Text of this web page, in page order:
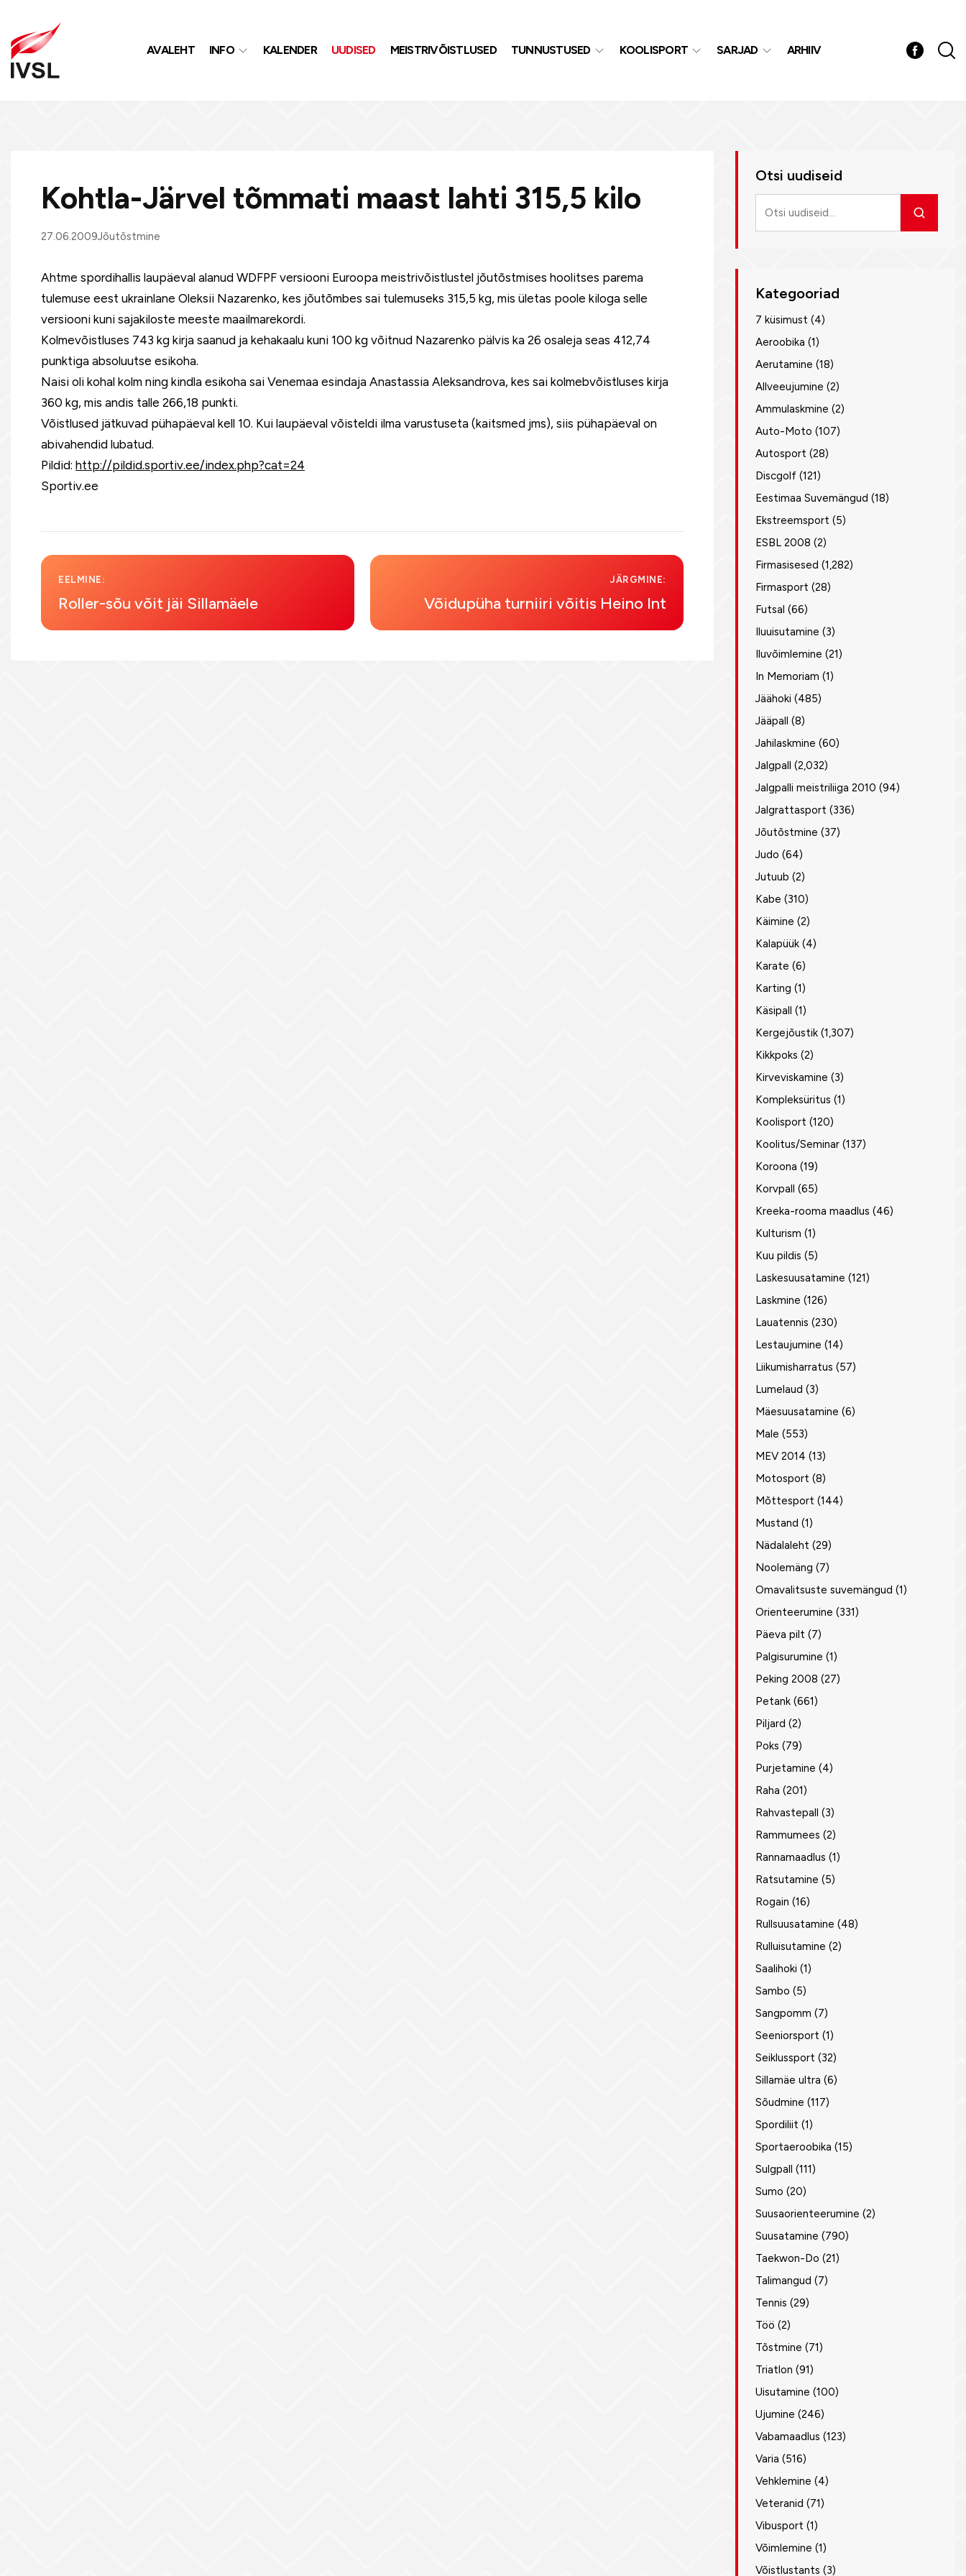
AVALEHT INFO KALENDER UUDISED MEISTRIVÕISTLUSED TUNNUSTUSED KOOLISPORT SARJAD ARHIIV
Kohtla-Järvel tõmmati maast lahti 315,5 kilo
27.06.2009Jõutõstmine
Ahtme spordihallis laupäeval alanud WDFPF versiooni Euroopa meistrivõistlustel jõutõstmises hoolitses parema
tulemuse eest ukrainlane Oleksii Nazarenko, kes jõutõmbes sai tulemuseks 315,5 kg, mis ületas poole kiloga selle
versiooni kuni sajakiloste meeste maailmarekordi.
Kolmevõistluses 743 kg kirja saanud ja kehakaalu kuni 100 kg võitnud Nazarenko pälvis ka 26 osaleja seas 412,74
punktiga absoluutse esikoha.
Naisi oli kohal kolm ning kindla esikoha sai Venemaa esindaja Anastassia Aleksandrova, kes sai kolmebvõistluses kirja
360 kg, mis andis talle 266,18 punkti.
Võistlused jätkuvad pühapäeval kell 10. Kui laupäeval võisteldi ilma varustuseta (kaitsmed jms), siis pühapäeval on
abivahendid lubatud.
Pildid: http://pildid.sportiv.ee/index.php?cat=24
Sportiv.ee
EELMINE:
Roller-sõu võit jäi Sillamäele
JÄRGMINE:
Võidupüha turniiri võitis Heino Int
Otsi uudiseid
uudiseid
Kategooriad
7 küsimust (4)
Aeroobika (1)
Aerutamine (18)
Allveeujumine (2)
Ammulaskmine (2)
Auto-Moto (107)
Autosport (28)
Discgolf (121)
Eestimaa Suvemängud (18)
Ekstreemsport (5)
ESBL 2008 (2)
Firmasisesed (1,282)
Firmasport (28)
Futsal (66)
Iluuisutamine (3)
Iluvõimlemine (21)
In Memoriam (1)
Jäähoki (485)
Jääpall (8)
Jahilaskmine (60)
Jalgpall (2,032)
Jalgpalli meistriliiga 2010 (94)
Jalgrattasport (336)
Jõutõstmine (37)
Judo (64)
Jutuub (2)
Kabe (310)
Käimine (2)
Kalapüük (4)
Karate (6)
Karting (1)
Käsipall (1)
Kergejõustik (1,307)
Kikkpoks (2)
Kirveviskamine (3)
Kompleksüritus (1)
Koolisport (120)
Koolitus/Seminar (137)
Koroona (19)
Korvpall (65)
Kreeka-rooma maadlus (46)
Kulturism (1)
Kuu pildis (5)
Laskesuusatamine (121)
Laskmine (126)
Lauatennis (230)
Lestaujumine (14)
Liikumisharratus (57)
Lumelaud (3)
Mäesuusatamine (6)
Male (553)
MEV 2014 (13)
Motosport (8)
Mõttesport (144)
Mustand (1)
Nädalaleht (29)
Noolemäng (7)
Omavalitsuste suvemängud (1)
Orienteerumine (331)
Päeva pilt (7)
Palgisurumine (1)
Peking 2008 (27)
Petank (661)
Piljard (2)
Poks (79)
Purjetamine (4)
Raha (201)
Rahvastepall (3)
Rammumees (2)
Rannamaadlus (1)
Ratsutamine (5)
Rogain (16)
Rullsuusatamine (48)
Rulluisutamine (2)
Saalihoki (1)
Sambo (5)
Sangpomm (7)
Seeniorsport (1)
Seiklussport (32)
Sillamäe ultra (6)
Sõudmine (117)
Spordiliit (1)
Sportaeroobika (15)
Sulgpall (111)
Sumo (20)
Suusaorienteerumine (2)
Suusatamine (790)
Taekwon-Do (21)
Talimangud (7)
Tennis (29)
Töö (2)
Tõstmine (71)
Triatlon (91)
Uisutamine (100)
Ujumine (246)
Vabamaadlus (123)
Varia (516)
Vehklemine (4)
Veteranid (71)
Vibusport (1)
Võimlemine (1)
Võistlustants (3)